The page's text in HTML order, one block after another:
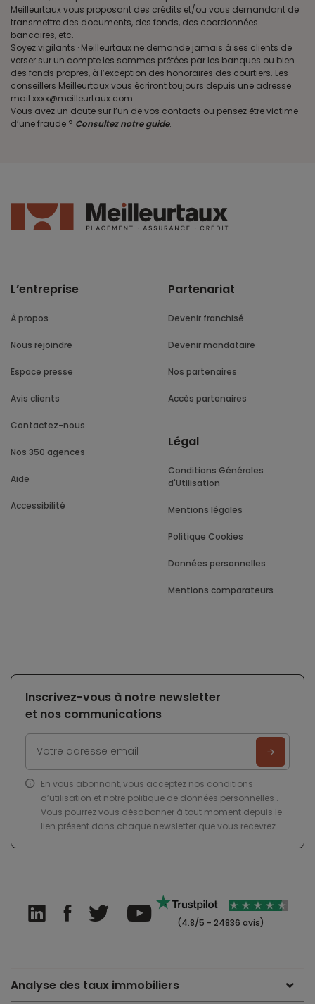
Meilleurtaux vous proposant des crédits et/ou vous demandant de
transmettre des documents, des fonds, des coordonnées
bancaires, etc.
Soyez vigilants · Meilleurtaux ne demande jamais à ses clients de
verser sur un compte les sommes prêtées par les banques ou bien
des fonds propres, à l’exception des honoraires des courtiers. Les
conseillers Meilleurtaux vous écriront toujours depuis une adresse
mail xxxx@meilleurtaux.com
Vous avez un doute sur l’un de vos contacts ou pensez être victime
d’une fraude ? Consultez notre guide.
L’entreprise
À propos
Nous rejoindre
Espace presse
Avis clients
Contactez-nous
Nos 350 agences
Aide
Accessibilité
Partenariat
Devenir franchisé
Devenir mandataire
Nos partenaires
Accès partenaires
Légal
Conditions Générales
d'Utilisation
Mentions légales
Politique Cookies
Données personnelles
Mentions comparateurs
Inscrivez-vous à notre newsletter
et nos communications
En vous abonnant, vous acceptez nos conditions
d’utilisation et notre politique de données personnelles .
Vous pourrez vous désabonner à tout moment depuis le
lien présent dans chaque newsletter que vous recevrez.
(4.8/5 - 24836 avis)
Analyse des taux immobiliers